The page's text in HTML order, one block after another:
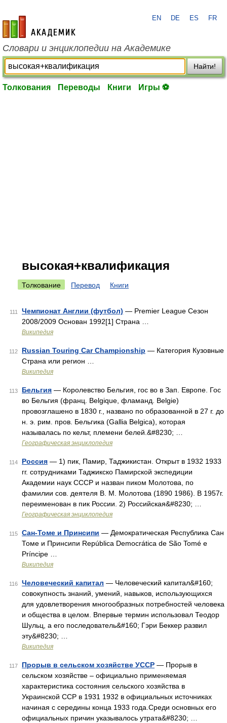
academic.ru
EN DE ES FR
Словари и энциклопедии на Академике
Найти!
Толкования Переводы Книги Игры ⚽
высокая+квалификация
Толкование Перевод Книги
111 Чемпионат Англии (футбол) — Premier League Сезон
2008/2009 Основан 1992[1] Страна …
Википедия
112 Russian Touring Car Championship — Категория Кузовные
Страна или регион …
Википедия
113 Бельгия — Королевство Бельгия, гос во в Зап. Европе. Гос
во Бельгия (франц. Belgique, фламанд. Belgie)
провозглашено в 1830 г., названо по образованной в 27 г. до
н. э. рим. пров. Бельгика (Gallia Belgica), которая
называлась по кельт, племени белей.&#8230; …
Географическая энциклопедия
114 Россия — 1) пик, Памир, Таджикистан. Открыт в 1932 1933
гг. сотрудниками Таджикско Памирской экспедиции
Академии наук СССР и назван пиком Молотова, по
фамилии сов. деятеля В. М. Молотова (1890 1986). В 1957г.
переименован в пик России. 2) Российская&#8230; …
Географическая энциклопедия
115 Сан-Томе и Принсипи — Демократическая Республика Сан
Томе и Принсипи República Democrática de São Tomé e
Príncipe …
Википедия
116 Человеческий капитал — Человеческий капитал&#160;
совокупность знаний, умений, навыков, использующихся
для удовлетворения многообразных потребностей человека
и общества в целом. Впервые термин использовал Теодор
Шульц, а его последователь&#160; Гэри Беккер развил
эту&#8230; …
Википедия
117 Прорыв в сельском хозяйстве УССР — Прорыв в
сельском хозяйстве – официально применяемая
характеристика состояния сельского хозяйства в
Украинской ССР в 1931 1932 в официальных источниках
начиная с середины конца 1933 года.Среди основных его
официальных причин указывалось утрата&#8230; …